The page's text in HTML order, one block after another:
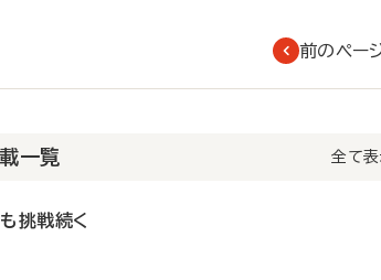
前のペー
一覧 全て
も挑戦続く